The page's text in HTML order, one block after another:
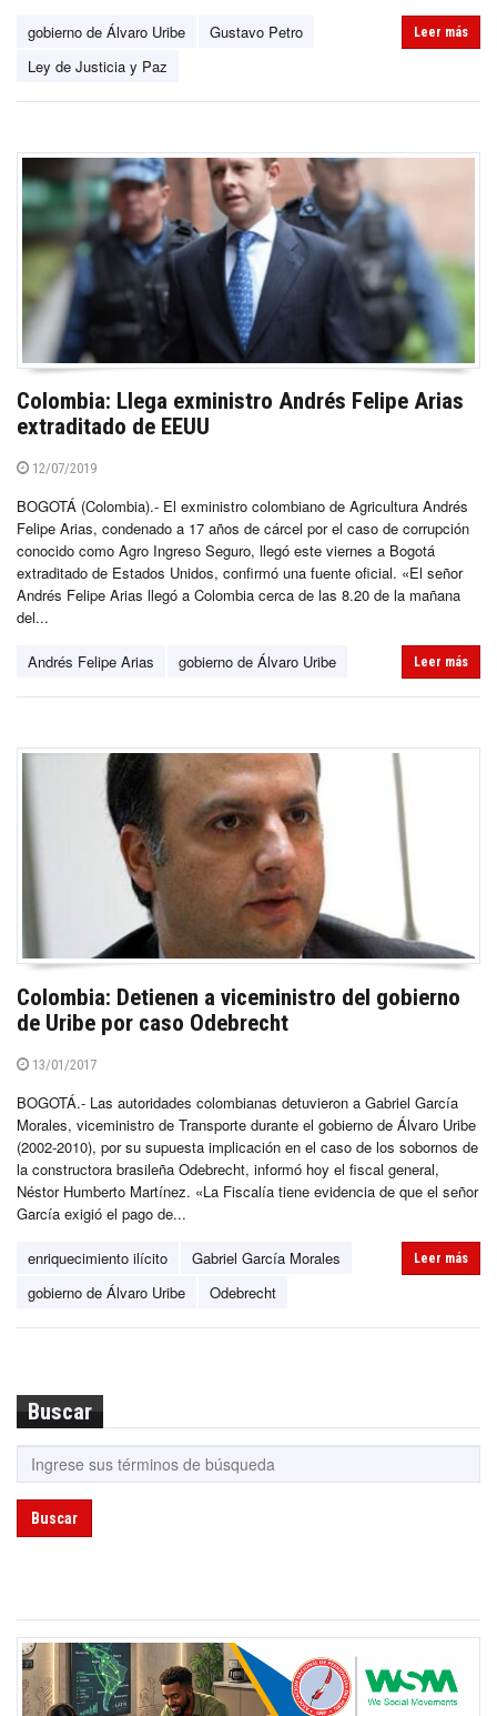
gobierno de Álvaro Uribe
Gustavo Petro
Ley de Justicia y Paz
Leer más
Colombia: Llega exministro Andrés Felipe Arias
extraditado de EEUU
12/07/2019
BOGOTÁ (Colombia).- El exministro colombiano de Agricultura Andrés
Felipe Arias, condenado a 17 años de cárcel por el caso de corrupción
conocido como Agro Ingreso Seguro, llegó este viernes a Bogotá
extraditado de Estados Unidos, confirmó una fuente oficial. «El señor
Andrés Felipe Arias llegó a Colombia cerca de las 8.20 de la mañana
del...
Andrés Felipe Arias gobierno de Álvaro Uribe Leer más
Colombia: Detienen a viceministro del gobierno
de Uribe por caso Odebrecht
13/01/2017
BOGOTÁ.- Las autoridades colombianas detuvieron a Gabriel García
Morales, viceministro de Transporte durante el gobierno de Álvaro Uribe
(2002-2010), por su supuesta implicación en el caso de los sobornos de
la constructora brasileña Odebrecht, informó hoy el fiscal general,
Néstor Humberto Martínez. «La Fiscalía tiene evidencia de que el señor
García exigió el pago de...
enriquecimiento ilícito
Gabriel García Morales
gobierno de Álvaro Uribe
Odebrecht
Leer más
Buscar
Buscar